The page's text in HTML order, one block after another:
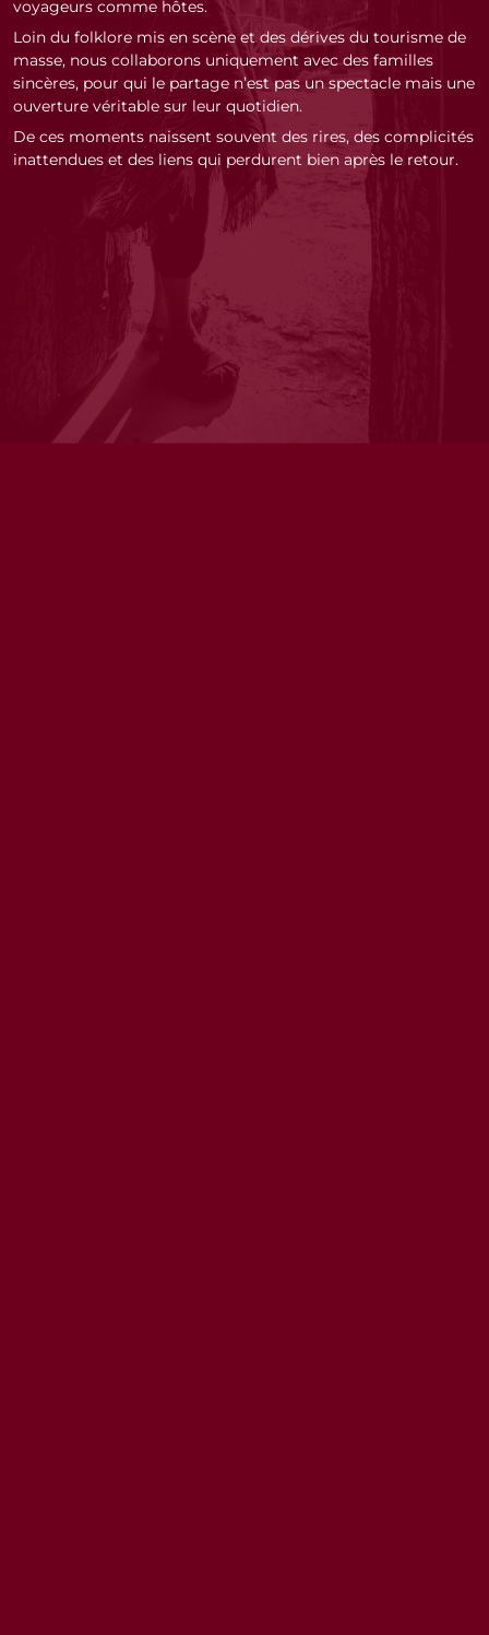
voyageurs comme hôtes.
Loin du folklore mis en scène et des dérives du tourisme de
masse, nous collaborons uniquement avec des familles
sincères, pour qui le partage n’est pas un spectacle mais une
ouverture véritable sur leur quotidien.
De ces moments naissent souvent des rires, des complicités
inattendues et des liens qui perdurent bien après le retour.
spiritualité andine, gastronomie locale, ou encore la vie dans
les montagnes. Leur regard donne une dimension unique à
chaque étape, transformant votre circuit au Pérou en une
véritable immersion culturelle et humaine.
de savoir que vos rencontres et vos nuits passées chez
l’habitant apportent un véritable soutien aux familles
locales.
profondeur sur les sujets qui vous passionnent : agriculture,
spiritualité andine, gastronomie locale, ou encore la vie dans
les montagnes. Leur regard donne une dimension unique à
chaque étape, transformant votre circuit au Pérou en une
véritable immersion culturelle et humaine.
côtés, l’expérience devient sensible, concrète, tactile : elle
relie le champ à l’assiette, la tradition au présent, et donne
au voyage une saveur plus dense et plus enracinée.